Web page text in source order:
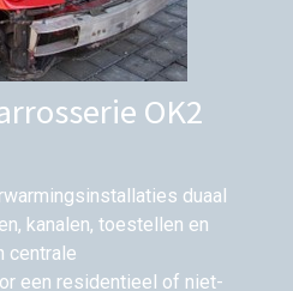
OK2
duaal
kanalen, toestellen en
centrale
een residentieel of niet-